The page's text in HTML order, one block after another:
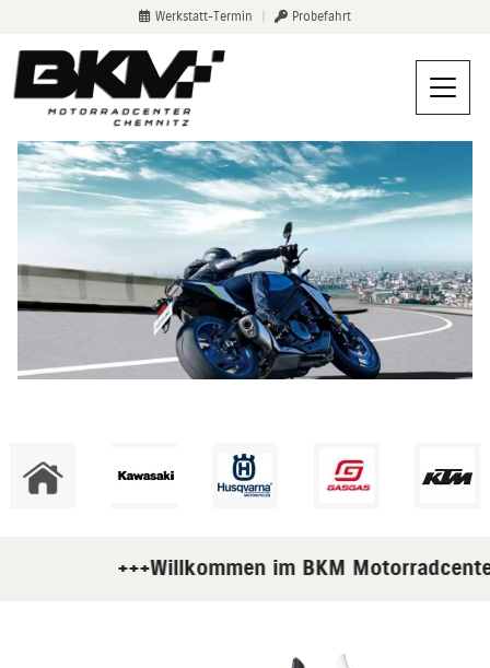
Werkstatt-Termin Probefahrt
+++Willkommen im BKM